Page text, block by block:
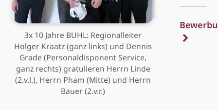
3x 10 Jahre BUHL: Regionalleiter
Holger Kraatz (ganz links) und Dennis
Grade (Personaldisponent Service,
ganz rechts) gratulieren Herrn Linde
(2.v.l.), Herrn Pham (Mitte) und Herrn
Bauer (2.v.r.)